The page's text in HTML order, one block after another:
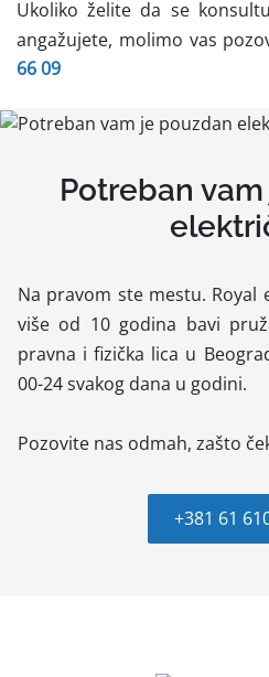
Ukoliko želite da se
angažujete, molimo vas
66 09
Potreban
Na pravom ste mestu. Royal
više od 10 godina bavi
pravna i fizička lica u
00-24 svakog dana u godini.
Pozovite nas odmah, zašto
+381 61